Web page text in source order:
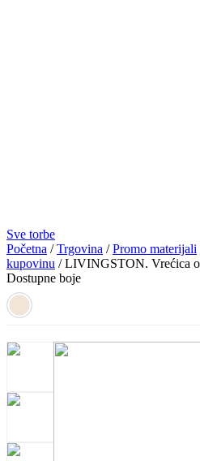
Sve torbe
Početna /Trgovina /Promo materijali
kupovinu / LIVINGSTON. Vrećica
Dostupne boje